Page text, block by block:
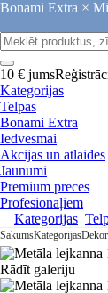
Bonami Extra ×
10 € jums
Kategorijas
Telpas
Bonami Extra
Iedvesmai
Akcijas un atlaides
Jaunumi
Premium preces
Profesionāļiem
Kategorijas
SākumsKategorijas
Rādīt galeriju